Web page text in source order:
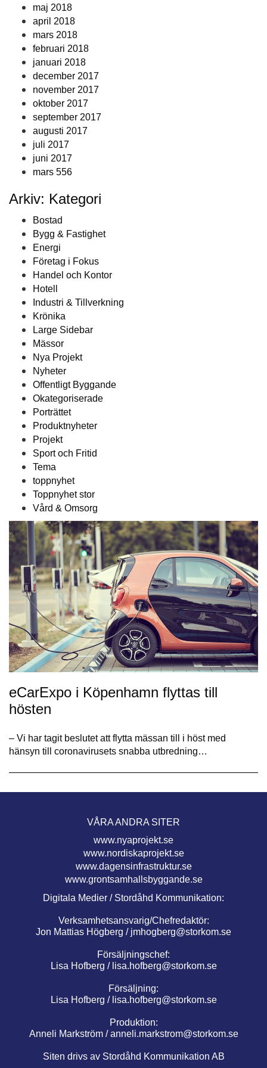
maj 2018
april 2018
mars 2018
februari 2018
januari 2018
december 2017
november 2017
oktober 2017
september 2017
augusti 2017
juli 2017
juni 2017
mars 556
Arkiv: Kategori
Bostad
Bygg & Fastighet
Energi
Företag i Fokus
Handel och Kontor
Hotell
Industri & Tillverkning
Krönika
Large Sidebar
Mässor
Nya Projekt
Nyheter
Offentligt Byggande
Okategoriserade
Porträttet
Produktnyheter
Projekt
Sport och Fritid
Tema
toppnyhet
Toppnyhet stor
Vård & Omsorg
eCarExpo i Köpenhamn flyttas till
hösten
– Vi har tagit beslutet att flytta mässan till i höst med
hänsyn till coronavirusets snabba utbredning…
VÅRA ANDRA SITER
www.nyaprojekt.se
www.nordiskaprojekt.se
www.dagensinfrastruktur.se
www.grontsamhallsbyggande.se
Digitala Medier / Stordåhd Kommunikation:
Verksamhetsansvarig/Chefredaktör:
Jon Mattias Högberg / jmhogberg@storkom.se
Försäljningschef:
Lisa Hofberg / lisa.hofberg@storkom.se
Försäljning:
Lisa Hofberg / lisa.hofberg@storkom.se
Produktion:
Anneli Markström /anneli.markstrom@storkom.se
Siten drivs av Stordåhd Kommunikation AB